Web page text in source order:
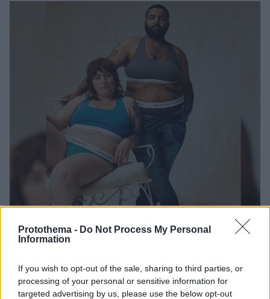
Protothema - Do Not Process My Personal
Information
If you wish to opt-out of the sale, sharing to third parties, or
processing of your personal or sensitive information for
targeted advertising by us, please use the below opt-out
«Ο Calvin Klein θέλει να χρεοκοπήσει;» - Στο
στόχαστρο για την καμπάνια με τα plus size μοντέλα
24.05.2023, 12:02